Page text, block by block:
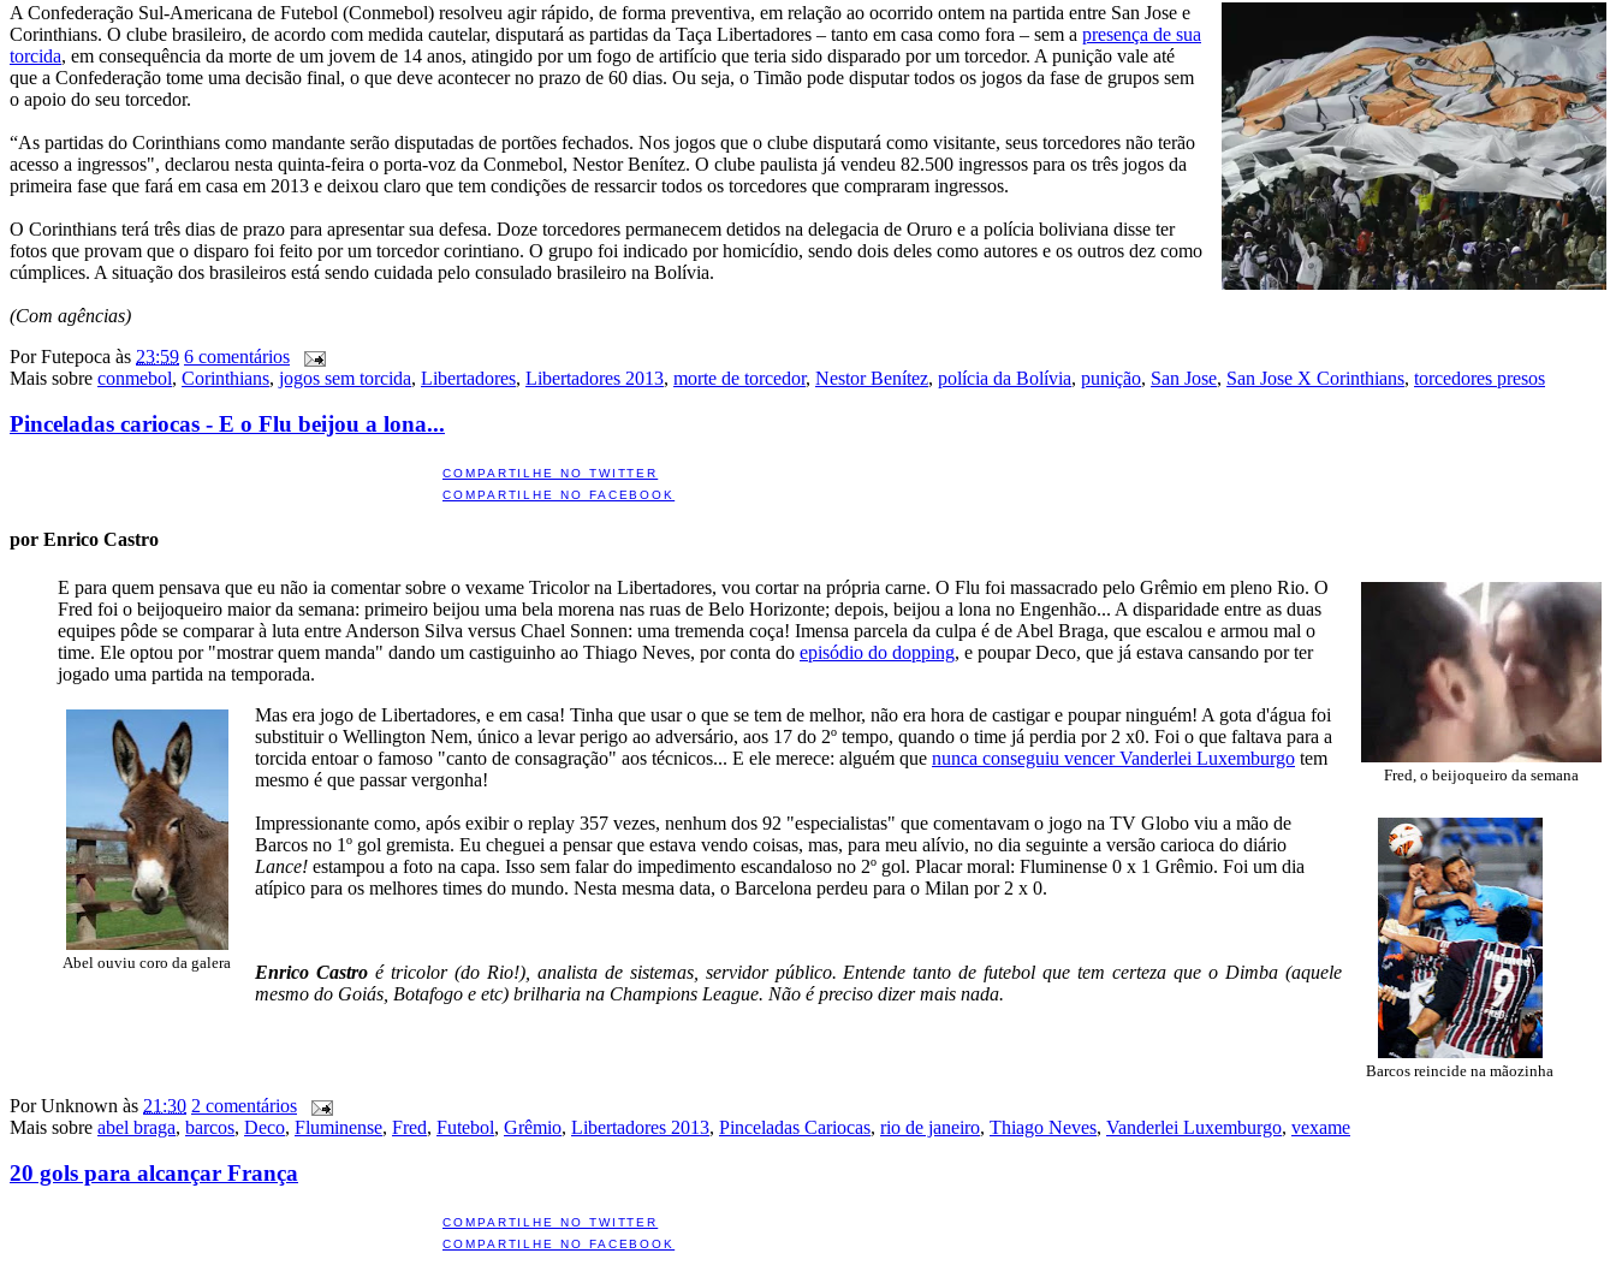
A Confederação Sul-Americana de Futebol (Conmebol) resolveu agir rápido, de forma preventiva, em relação ao ocorrido ontem na partida entre San Jose e
Corinthians. O clube brasileiro, de acordo com medida cautelar, disputará as partidas da Taça Libertadores – tanto em casa como fora – sem a presença de sua
torcida, em consequência da morte de um jovem de 14 anos, atingido por um fogo de artifício que teria sido disparado por um torcedor. A punição vale até
que a Confederação tome uma decisão final, o que deve acontecer no prazo de 60 dias. Ou seja, o Timão pode disputar todos os jogos da fase de grupos sem
o apoio do seu torcedor.
“As partidas do Corinthians como mandante serão disputadas de portões fechados. Nos jogos que o clube disputará como visitante, seus torcedores não terão
acesso a ingressos", declarou nesta quinta-feira o porta-voz da Conmebol, Nestor Benítez. O clube paulista já vendeu 82.500 ingressos para os três jogos da
primeira fase que fará em casa em 2013 e deixou claro que tem condições de ressarcir todos os torcedores que compraram ingressos.
O Corinthians terá três dias de prazo para apresentar sua defesa. Doze torcedores permanecem detidos na delegacia de Oruro e a polícia boliviana disse ter
fotos que provam que o disparo foi feito por um torcedor corintiano. O grupo foi indicado por homicídio, sendo dois deles como autores e os outros dez como
cúmplices. A situação dos brasileiros está sendo cuidada pelo consulado brasileiro na Bolívia.
(Com agências)
PorFutepoca às 23:59 6 comentários
Mais sobre conmebol, Corinthians, jogos sem torcida, Libertadores, Libertadores 2013, morte de torcedor, Nestor Benítez, polícia da Bolívia, punição, San Jose, San Jose X Corinthians, torcedores presos
Pinceladas cariocas - E o Flu beijou a lona...
COMPARTILHE NO TWITTER
COMPARTILHE NO FACEBOOK
por Enrico Castro
Fred, o beijoqueiro da semana
E para quem pensava que eu não ia comentar sobre o vexame Tricolor na Libertadores, vou cortar na própria carne. O Flu foi massacrado pelo Grêmio em pleno Rio. O
Fred foi o beijoqueiro maior da semana: primeiro beijou uma bela morena nas ruas de Belo Horizonte; depois, beijou a lona no Engenhão... A disparidade entre as duas
equipes pôde se comparar à luta entre Anderson Silva versus Chael Sonnen: uma tremenda coça! Imensa parcela da culpa é de Abel Braga, que escalou e armou mal o
time. Ele optou por "mostrar quem manda" dando um castiguinho ao Thiago Neves, por conta do episódio do dopping, e poupar Deco, que já estava cansando por ter
jogado uma partida na temporada.
Abel ouviu coro da galera
Mas era jogo de Libertadores, e em casa! Tinha que usar o que se tem de melhor, não era hora de castigar e poupar ninguém! A gota d'água foi
substituir o Wellington Nem, único a levar perigo ao adversário, aos 17 do 2º tempo, quando o time já perdia por 2 x0. Foi o que faltava para a
torcida entoar o famoso "canto de consagração" aos técnicos... E ele merece: alguém que nunca conseguiu vencer Vanderlei Luxemburgo tem
mesmo é que passar vergonha!
Barcos reincide na mãozinha
Impressionante como, após exibir o replay 357 vezes, nenhum dos 92 "especialistas" que comentavam o jogo na TV Globo viu a mão de
Barcos no 1º gol gremista. Eu cheguei a pensar que estava vendo coisas, mas, para meu alívio, no dia seguinte a versão carioca do diário
Lance! estampou a foto na capa. Isso sem falar do impedimento escandaloso no 2º gol. Placar moral: Fluminense 0 x 1 Grêmio. Foi um dia
atípico para os melhores times do mundo. Nesta mesma data, o Barcelona perdeu para o Milan por 2 x 0.
Enrico Castroé tricolor (do Rio!), analista de sistemas, servidor público. Entende tanto de futebol que tem certeza que o Dimba (aquele
mesmo do Goiás, Botafogo e etc) brilharia na Champions League. Não é preciso dizer mais nada.
PorUnknown às 21:30 2 comentários
Mais sobre abel braga, barcos, Deco, Fluminense, Fred, Futebol, Grêmio, Libertadores 2013, Pinceladas Cariocas, rio de janeiro, Thiago Neves, Vanderlei Luxemburgo, vexame
20 gols para alcançar França
COMPARTILHE NO TWITTER
COMPARTILHE NO FACEBOOK